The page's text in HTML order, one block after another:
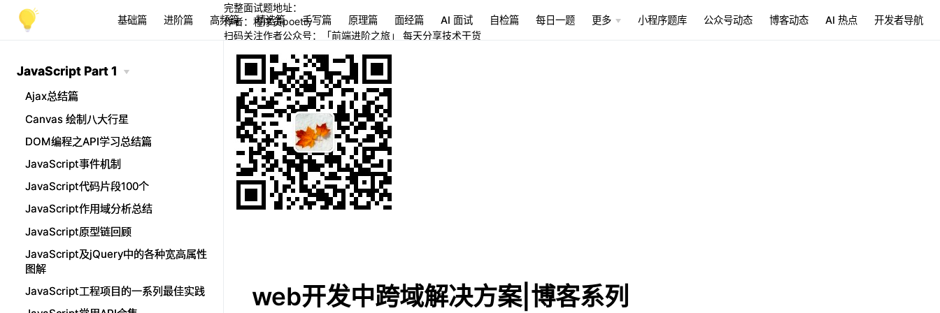
基础篇 进阶篇 高频篇 精选篇 手写篇 原理篇 面经篇 AI 面试 自检篇 每日一题 更多 小程序题库 公众号动态 博客动态 AI 热点 开发者导航
完整面试题地址：
作者：程序员poetry
扫码关注作者公众号：「前端进阶之旅」 每天分享技术干货
web开发中跨域解决方案|博客系列
JavaScript Part 1
Ajax总结篇
Canvas 绘制八大行星
DOM编程之API学习总结篇
JavaScript事件机制
JavaScript代码片段100个
JavaScript作用域分析总结
JavaScript原型链回顾
JavaScript及jQuery中的各种宽高属性
图解
JavaScript工程项目的一系列最佳实践
JavaScript Part 1
Ajax总结篇
Canvas 绘制八大行星
DOM编程之API学习总结篇
JavaScript事件机制
JavaScript代码片段100个
JavaScript作用域分析总结
JavaScript原型链回顾
JavaScript及jQuery中的各种宽高属性
图解
JavaScript工程项目的一系列最佳实践